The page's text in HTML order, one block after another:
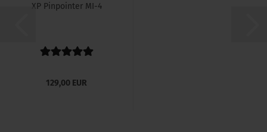
XP Pinpointer MI-4
129,00 EUR